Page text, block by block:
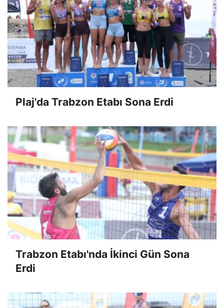
Plaj'da Trabzon Etabı Sona Erdi
Trabzon Etabı'nda İkinci Gün Sona
Erdi